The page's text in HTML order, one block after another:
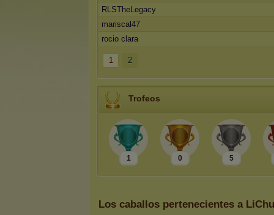
RLSTheLegacy
mariscal47
rocio clara
1 2
Trofeos
1 0 5
Los caballos pertenecientes a